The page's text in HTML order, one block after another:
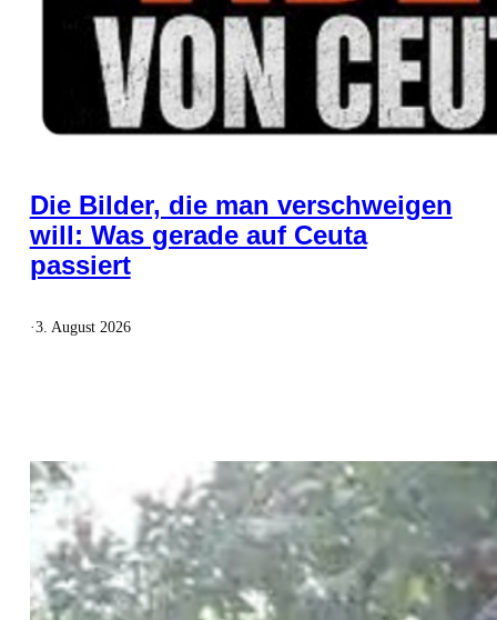
Die Bilder, die man verschweigen
will: Was gerade auf Ceuta
passiert
·3. August 2026